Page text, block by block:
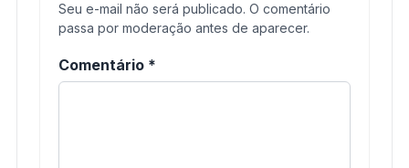
Seu e-mail não será publicado. O comentário
passa por moderação antes de aparecer.
Comentário *